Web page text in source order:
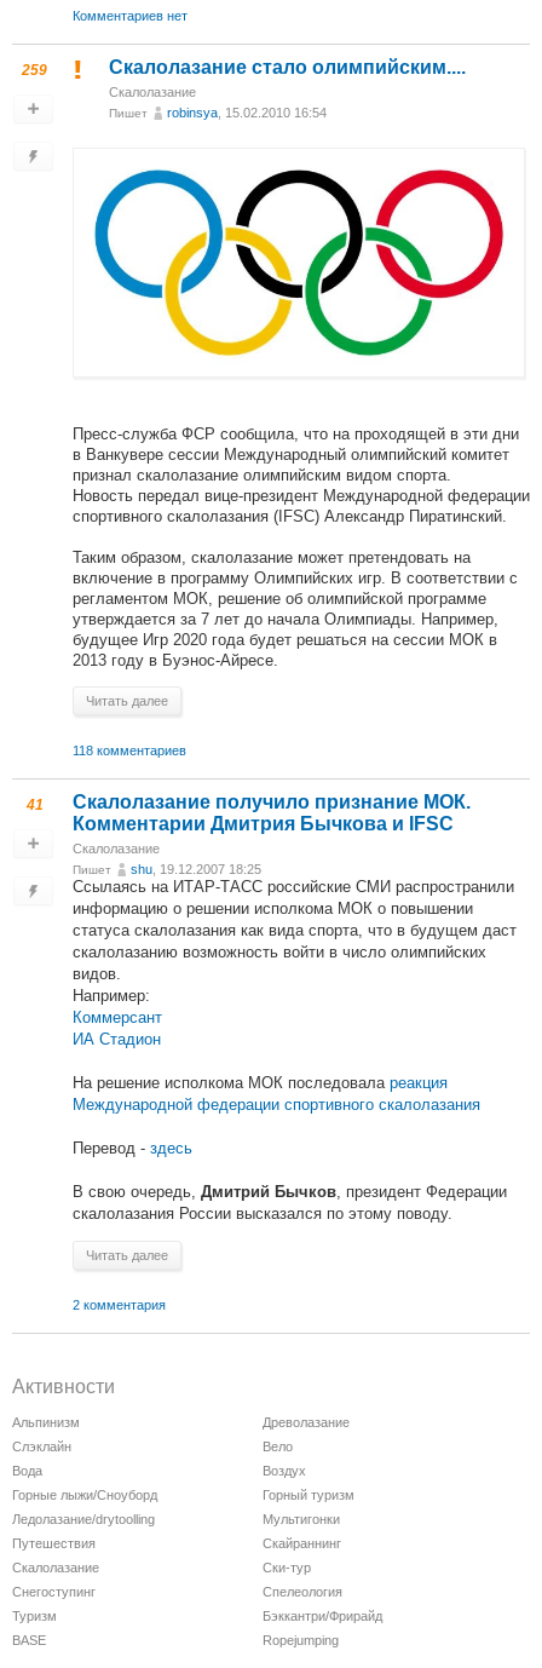
Комментариев нет
259 Скалолазание стало олимпийским....
Скалолазание
Пишет robinsya , 15.02.2010 16:54
Пресс-служба ФСР сообщила, что на проходящей в эти дни
в Ванкувере сессии Международный олимпийский комитет
признал скалолазание олимпийским видом спорта.
Новость передал вице-президент Международной федерации
спортивного скалолазания (IFSC) Александр Пиратинский.
Таким образом, скалолазание может претендовать на
включение в программу Олимпийских игр. В соответствии с
регламентом МОК, решение об олимпийской программе
утверждается за 7 лет до начала Олимпиады. Например,
будущее Игр 2020 года будет решаться на сессии МОК в
2013 году в Буэнос-Айресе.
Читать далее
118 комментариев
41
Скалолазание получило признание МОК.
Комментарии Дмитрия Бычкова и IFSC
Скалолазание
Пишет shu , 19.12.2007 18:25
Ссылаясь на ИТАР-ТАСС российские СМИ распространили
информацию о решении исполкома МОК о повышении
статуса скалолазания как вида спорта, что в будущем даст
скалолазанию возможность войти в число олимпийских
видов.
Например:
Коммерсант
ИА Стадион
На решение исполкома МОК последовала реакция
Международной федерации спортивного скалолазания
Перевод - здесь
В свою очередь, Дмитрий Бычков , президент Федерации
скалолазания России высказался по этому поводу.
Читать далее
2 комментария
Активности
Альпинизм
Древолазание
Слэклайн
Вело
Вода
Воздух
Горные лыжи/Сноуборд
Горный туризм
Ледолазание/drytoolling
Мультигонки
Путешествия
Скайраннинг
Скалолазание
Ски-тур
Снегоступинг
Спелеология
Туризм
Бэккантри/Фрирайд
BASE
Ropejumping